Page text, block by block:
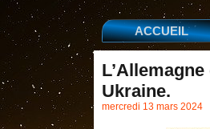
ACCUEIL
Ukraine.
mercredi 13 mars 2024